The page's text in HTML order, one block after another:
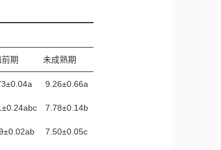
期 未成熟期
9.26±0.66a
7.78±0.14b
7.50±0.05c